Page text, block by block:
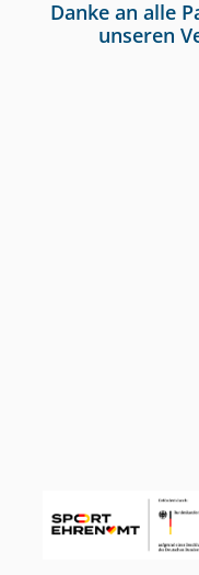
Danke an alle
unseren